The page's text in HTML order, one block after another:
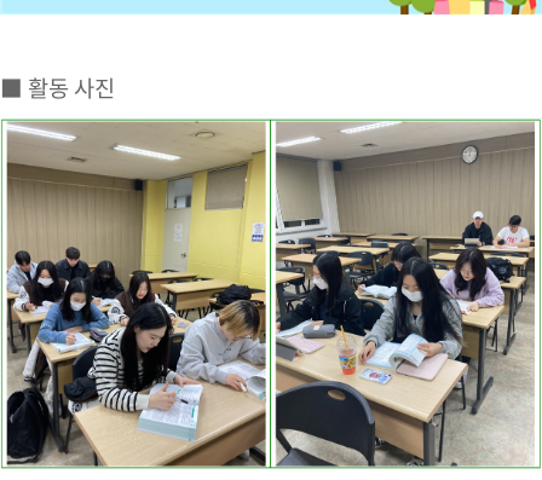
■ 활동 사진